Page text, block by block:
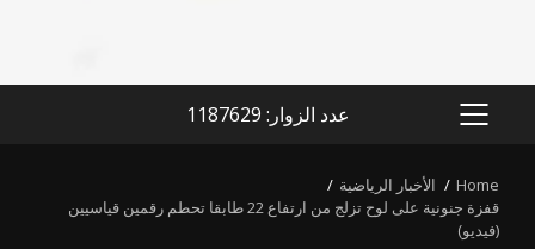
PRIMARY
عدد الزوار: 1187629
Home
الأخبار الرياضية
قفزة جنونية على لوح تزلج من ارتفاع 22 طابقا تحطم رقمين قياسيين
(فيديو)